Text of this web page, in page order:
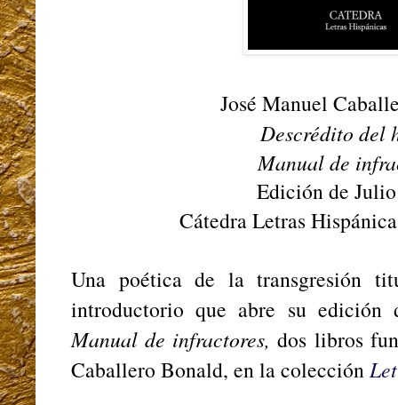
José Manuel
Descrédito del
Manual de
Edición de
Cátedra Letras
Una poética de la transgresión
introductorio que abre su
Manual de infractores,dos libros
Caballero Bonald, en la colección